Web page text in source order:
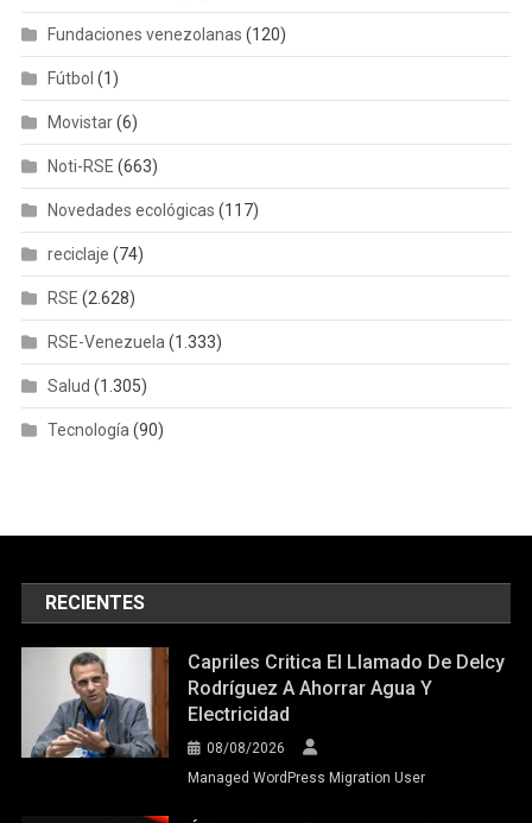
Fundaciones venezolanas (120)
Fútbol (1)
Movistar(6)
Noti-RSE (663)
Novedades ecológicas (117)
reciclaje (74)
RSE (2.628)
RSE-Venezuela(1.333)
Salud (1.305)
Tecnología(90)
RECIENTES
Capriles Critica El Llamado De Delcy
Rodríguez A Ahorrar Agua Y
Electricidad
08/08/2026
Managed WordPress Migration User